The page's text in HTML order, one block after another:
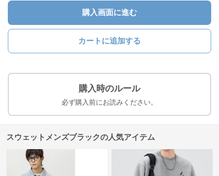
購入画面に進む
カートに追加する
購入時のルール
必ず購入前にお読みください。
スウェットメンズブラックの人気アイテム